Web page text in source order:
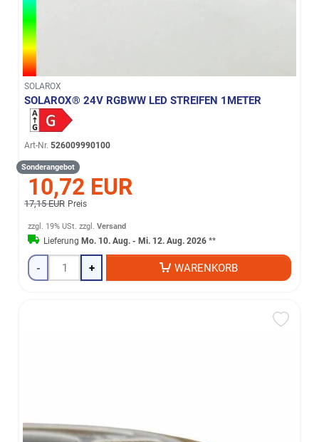
SOLAROX
SOLAROX® 24V RGBWW LED STREIFEN 1METER
Art-Nr. 526009990100
Sonderangebot
10,72 EUR
17,15 EUR Preis
zzgl. 19% USt. zzgl.Versand
LieferungMo. 10. Aug. - Mi. 12. Aug. 2026 **
- + WARENKORB